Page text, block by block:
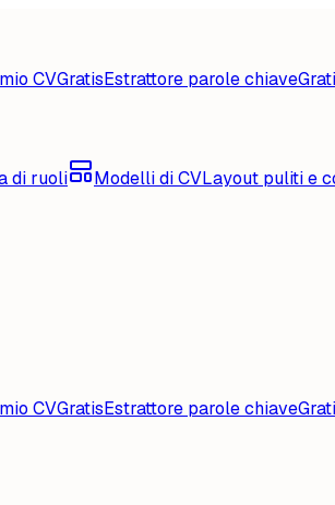
CVGratisEstrattore parole chiave
di ruoli Modelli di CVLayout puliti e
CVGratisEstrattore parole chiave